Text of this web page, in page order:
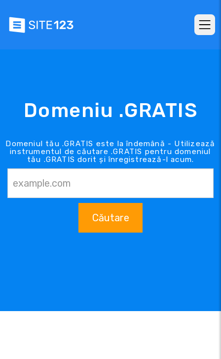
Domeniu .GRATIS
Domeniul tău .GRATIS este la îndemână - Utilizează
instrumentul de căutare .GRATIS pentru domeniul
tău .GRATIS dorit și înregistrează-l acum.
Căutare